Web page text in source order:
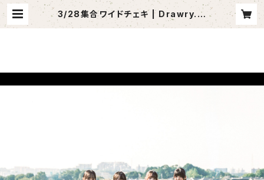
3/28集合ワイドチェキ | Drawry.公
式オンラインショップ